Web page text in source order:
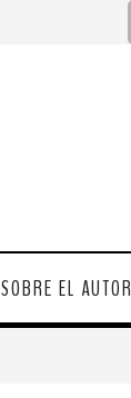
SOBRE EL AUTOR